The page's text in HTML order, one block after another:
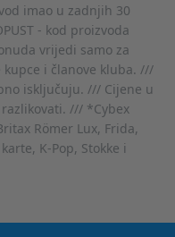
imao u zadnjih 30
- kod proizvoda
vrijedi samo za
i članove kluba. ///
isključuju. /// Cijene u
/// *Cybex
Römer Lux, Frida,
K-Pop, Stokke i